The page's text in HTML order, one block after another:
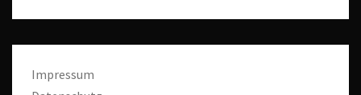
Impressum